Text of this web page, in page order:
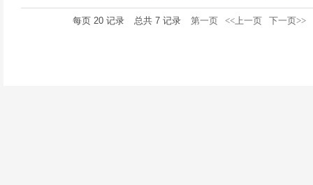
每页 20 记录 总共 7 记录 第一页 <<上一页 下一页>>